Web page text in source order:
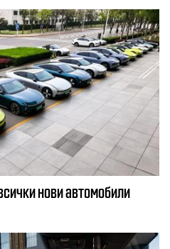
нови автомобили